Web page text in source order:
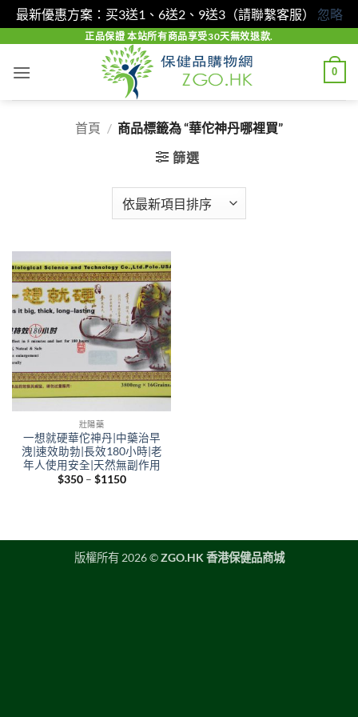
最新優惠方案：买3送1、6送2、9送3（請聯繫客服） 忽略
content
正品保證 本站所有商品享受30天無效退款.
0
首頁 / 商品標籤為 “華佗神丹哪裡買”
篩選
壯陽藥
一想就硬華佗神丹|中藥治早
洩|速效助勃|長效180小時|老
年人使用安全|天然無副作用
$350 – $1150Price
版權所有 2026 ©ZGO.HK 香港保健品商城